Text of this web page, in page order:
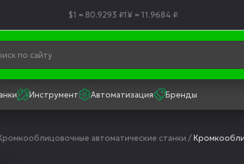
$1 = 80.9293 ₽1¥ = 11.9684 ₽
Инструмент Автоматизация Бренды
автоматические станки /